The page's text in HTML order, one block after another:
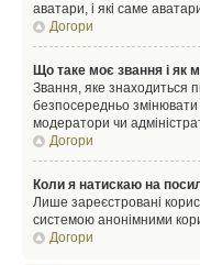
аватари, і які саме
Догори
Що таке моє звання і як
Звання, яке знаходиться
безпосередньо
модератори чи
Догори
Коли я натискаю на
Лише зареєстровані
системою анонімними
Догори